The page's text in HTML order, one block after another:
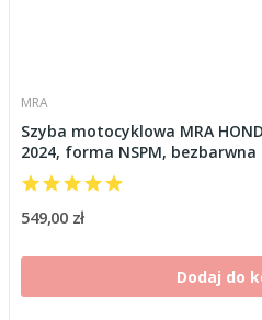
MRA
Szyba motocyklowa MRA
2024, forma NSPM, bezbarwna
549,00 zł
Dodaj do